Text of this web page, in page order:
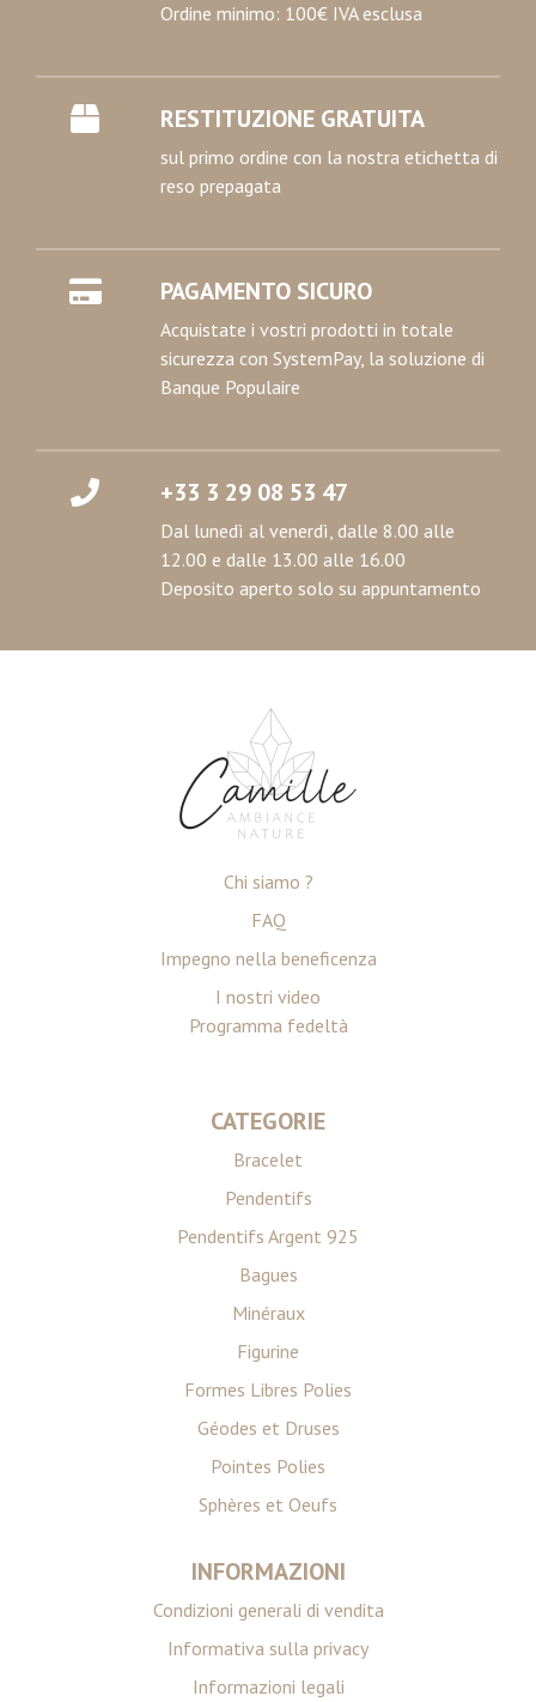
Ordine minimo: 100€ IVA esclusa
RESTITUZIONE GRATUITA
sul primo ordine con la nostra etichetta di
reso prepagata
PAGAMENTO SICURO
Acquistate i vostri prodotti in totale
sicurezza con SystemPay, la soluzione di
Banque Populaire
+33 3 29 08 53 47
Dal lunedì al venerdì, dalle 8.00 alle
12.00 e dalle 13.00 alle 16.00
Deposito aperto solo su appuntamento
Chi siamo ?
FAQ
Impegno nella beneficenza
I nostri video
Programma fedeltà
CATEGORIE
Bracelet
Pendentifs
Pendentifs Argent 925
Bagues
Minéraux
Figurine
Formes Libres Polies
Géodes et Druses
Pointes Polies
Sphères et Oeufs
INFORMAZIONI
Condizioni generali di vendita
Informativa sulla privacy
Informazioni legali